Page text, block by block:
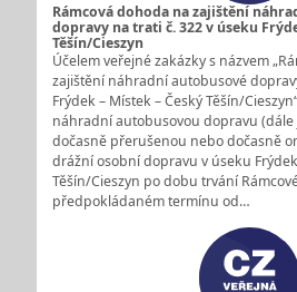
Rámcová dohoda na zajištění
dopravy na trati č. 322 v úseku
Těšín/Cieszyn
Účelem veřejné zakázky s názvem
zajištění náhradní autobusové
Frýdek – Místek – Český Těšín/
náhradní autobusovou dopravu (dále
dočasně přerušenou nebo dočasně
drážní osobní dopravu v úseku
Těšín/Cieszyn po dobu trvání
předpokládaném termínu od…